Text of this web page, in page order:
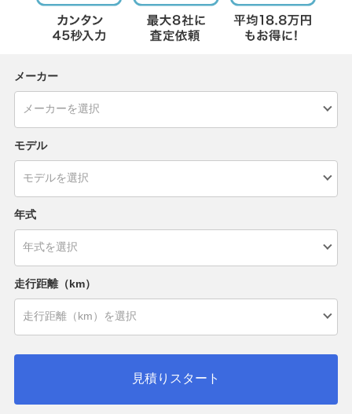
メーカー
モデル
年式
走行距離（km）
見積りスタート